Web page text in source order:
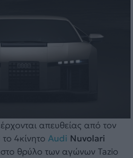
απευθείας από τον
4κίνητο Audi Nuvolari
στο θρύλο των αγώνων Tazio